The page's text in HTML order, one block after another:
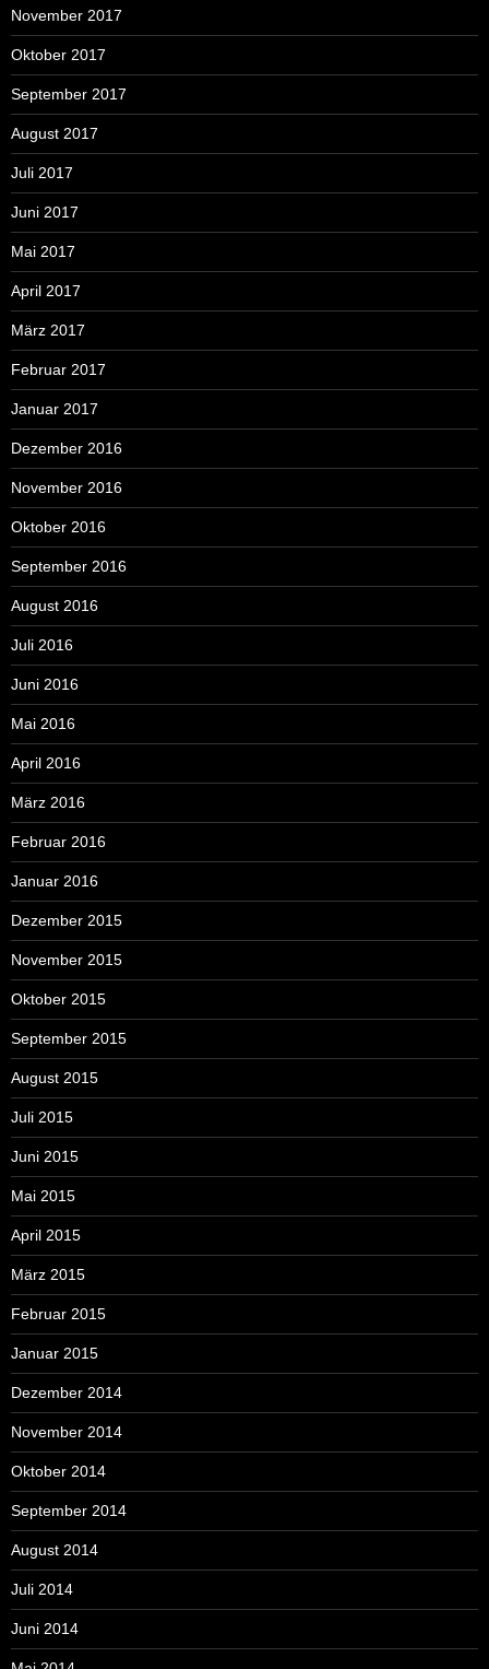
November 2017
Oktober 2017
September 2017
August 2017
Juli 2017
Juni 2017
Mai 2017
April 2017
März 2017
Februar 2017
Januar 2017
Dezember 2016
November 2016
Oktober 2016
September 2016
August 2016
Juli 2016
Juni 2016
Mai 2016
April 2016
März 2016
Februar 2016
Januar 2016
Dezember 2015
November 2015
Oktober 2015
September 2015
August 2015
Juli 2015
Juni 2015
Mai 2015
April 2015
März 2015
Februar 2015
Januar 2015
Dezember 2014
November 2014
Oktober 2014
September 2014
August 2014
Juli 2014
Juni 2014